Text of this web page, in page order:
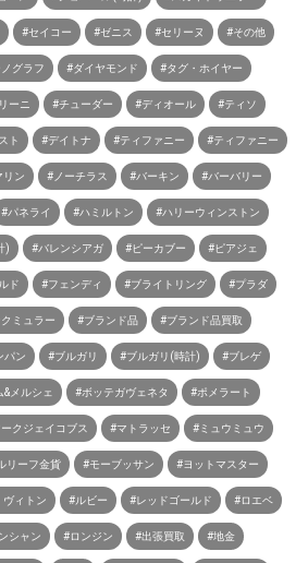
#セイコー #ゼニス #セリーヌ #その他
グラフ #ダイヤモンド #タグ・ホイヤー
ーニ #チューダー #ディオール #ティソ
ト #デイトナ #ティファニー #ティファニー
リン #ノーチラス #バーキン #バーバリー
#パネライ #ハミルトン #ハリーウィンストン
) #バレンシアガ #ピーカブー #ピアジェ
ド #フェンディ #ブライトリング #プラダ
ミュラー #ブランド品 #ブランド品買取
パン #ブルガリ #ブルガリ(時計) #ブレゲ
&メルシェ #ボッテガヴェネタ #ポメラート
クジェイコブス #マトラッセ #ミュウミュウ
リーフ金貨 #モーブッサン #ヨットマスター
ヴィトン #ルビー #レッドゴールド #ロエベ
シャン #ロンジン #出張買取 #地金